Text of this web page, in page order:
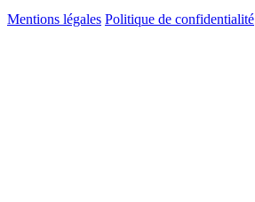
Mentions légales Politique de confidentialité